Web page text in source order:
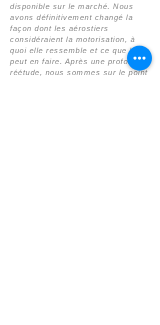
disponible sur le marché. Nous
avons définitivement changé la
façon dont les aérostiers
considéraient la motorisation, à
quoi elle ressemble et ce que l’on
peut en faire. Après une profonde
réétude, nous sommes sur le point